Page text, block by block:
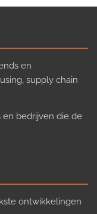
en
supply chain
en bedrijven die de
ontwikkelingen